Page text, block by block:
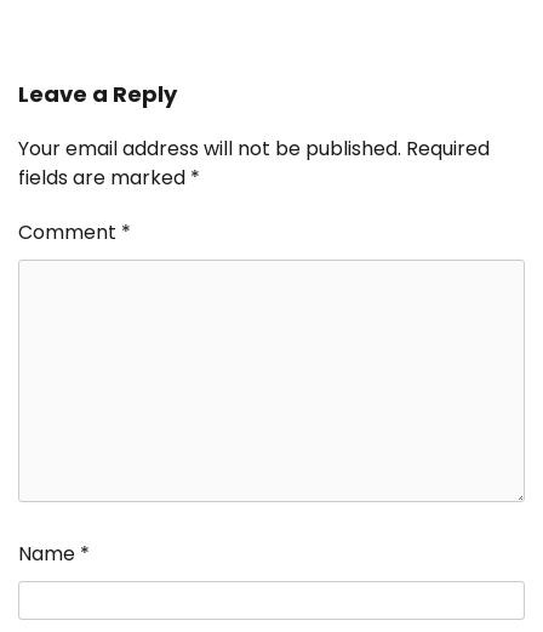
Leave a Reply
Your email address will not be published. Required
fields are marked *
Comment *
Name *